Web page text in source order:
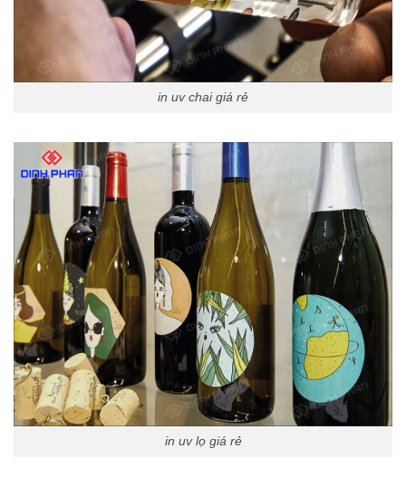
in uv chai giá rẻ
in uv lọ giá rẻ